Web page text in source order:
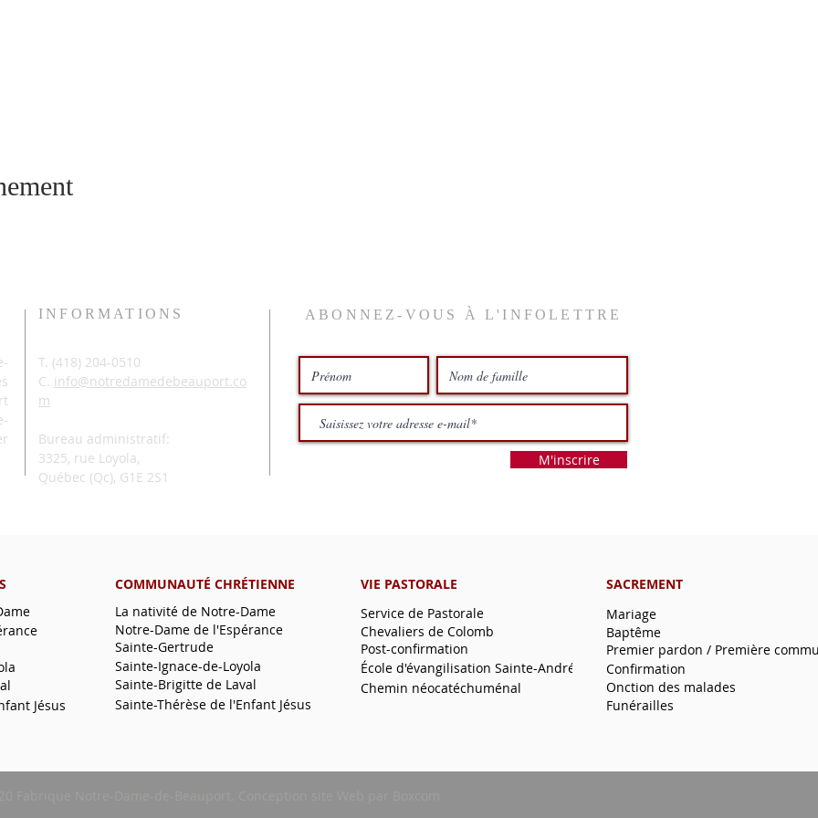
INFORMATIONS
T. (418) 204-0510
C. info@notredamedebeauport.co
m
Bureau administratif:
3325, rue Loyola,
Québec (Qc), G1E 2S1
ABONNEZ-VOUS À L'INFOLETTRE
M'inscrire
Jésus
COMMUNAUTÉ CHRÉTIENNE
La nativité de Notre-Dame
Sainte-Gertrude
Notre-Dame de l'Espérance
Sainte-Ignace-de-Loyola
Sainte-Brigitte de Laval
Sainte-Thérèse de l'Enfant Jésus
VIE PASTORALE
Service de Pastorale
Chevaliers de Colomb
Post-confirmation
École d'évangilisation Sainte-André
Chemin néocatéchuménal
SACREMENT
Mariage
Premier pardon / Première
Baptême
Confirmation
Onction des malades
Funérailles